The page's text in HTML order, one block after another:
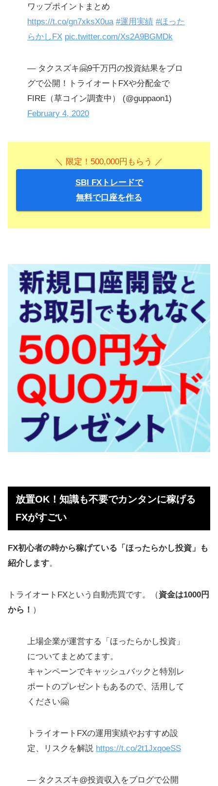
ワップポイントまとめ
https://t.co/gn7xksX0ua #運用実績 #ほった
らかしFX pic.twitter.com/Xs2A9BGMDk
— タクスズキ🤗9千万円の投資結果をブロ
グで公開！トライオートFXや分配金で
FIRE（草コイン調査中） (@guppaon1)
February 4, 2020
＼ 限定！500,000円もらう ／
SBI FXトレードで
無料で口座を作る
放置OK！知識も不要でカンタンに稼げる
FXがすごい
FX初心者の時から稼げている「ほったらかし投資」も
紹介します。
トライオートFXという自動売買です。（資金は1000円
から！ ）
上場企業が運営する「ほったらかし投資」
についてまとめてます。
キャンペーンでキャッシュバックと特別レ
ポートのプレゼントもあるので、活用して
ください🤗
トライオートFXの運用実績やおすすめ設
定、リスクを解説 https://t.co/2t1JxqoeSS
— タクスズキ@投資収入をブログで公開